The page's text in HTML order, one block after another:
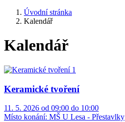
Úvodní stránka
Kalendář
Kalendář
Keramické tvoření
11. 5. 2026 od 09:00 do 10:00
Místo konání: MŠ U Lesa - Přestavlky